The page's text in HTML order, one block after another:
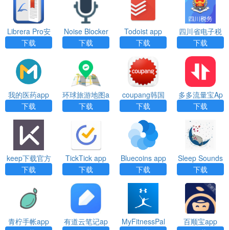
Librera Pro安
卓app
下载
Noise Blocker
（麦克风降噪
软件）
下载
Todoist app
下载
四川省电子税
务局app下载
官网版
下载
我的医药app
下载
环球旅游地图a
pp
下载
coupang韩国
电商app下载
下载
多多流量宝Ap
p
下载
keep下载官方
最新下载
下载
TickTick app
下载
Bluecoins app
下载
Sleep Sounds
app
下载
青柠手帐app
有道云笔记ap
MyFitnessPal
百顺宝app